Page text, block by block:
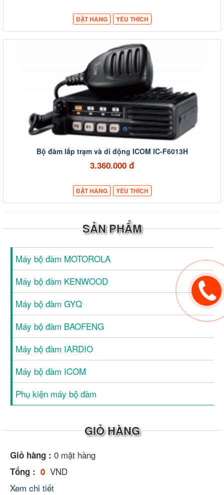
ĐẶT HÀNG YÊU THÍCH
Bộ đàm lắp trạm và di động ICOM IC-F6013H
3.360.000 đ
ĐẶT HÀNG YÊU THÍCH
SẢN PHẨM
Máy bộ đàm MOTOROLA
Máy bộ đàm KENWOOD
Máy bộ đàm GYQ
Máy bộ đàm BAOFENG
Máy bộ đàm IARDIO
Máy bộ đàm ICOM
Phụ kiện máy bộ đàm
GIỎ HÀNG
Giỏ hàng : 0 mặt hàng
Tổng : 0 VND
Xem chi tiết